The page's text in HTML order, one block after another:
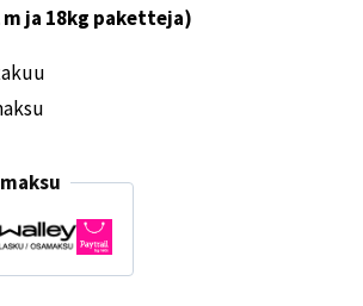
m ja 18kg paketteja)